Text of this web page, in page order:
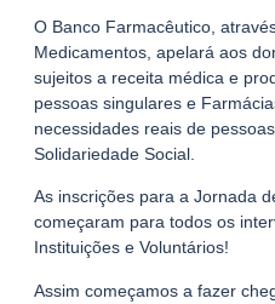
O Banco Farmacêutico,
Medicamentos, apelará aos
sujeitos a receita médica e
pessoas singulares e
necessidades reais de
Solidariedade Social.
As inscrições para a Jornada
começaram para todos os
Instituições e Voluntários!
Assim começamos a fazer